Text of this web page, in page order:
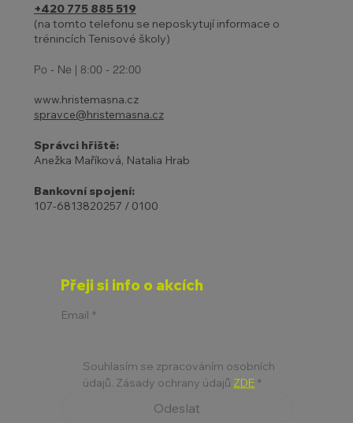
Report z turnaje a Velikonoční
+420 775 885 519
(na tomto telefonu se neposkytují informace o
trénincích Tenisové školy)
Po - Ne | 8:00 - 22:00
www.hristemasna.cz
spravce@hristemasna.cz
Správci hřiště:
Anežka Maříková, Natalia Hrab
Bankovní spojení:
107-6813820257 / 0100
Přeji si info o akcích
Email *
Souhlasím se zpracováním osobních
údajů. Zásady ochrany údajů ZDE *
Odeslat